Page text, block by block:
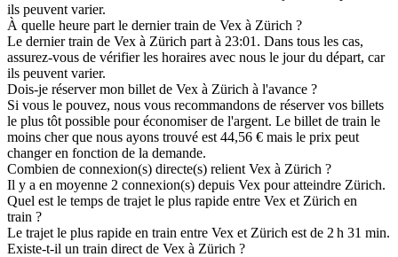
ils peuvent varier.
À quelle heure part le dernier train de Vex à Zürich ?
Le dernier train de Vex à Zürich part à 23:01. Dans tous les cas,
assurez-vous de vérifier les horaires avec nous le jour du départ, car
ils peuvent varier.
Dois-je réserver mon billet de Vex à Zürich à l'avance ?
Si vous le pouvez, nous vous recommandons de réserver vos billets
le plus tôt possible pour économiser de l'argent. Le billet de train le
moins cher que nous ayons trouvé est 44,56 € mais le prix peut
changer en fonction de la demande.
Combien de connexion(s) directe(s) relient Vex à Zürich ?
Il y a en moyenne 2 connexion(s) depuis Vex pour atteindre Zürich.
Quel est le temps de trajet le plus rapide entre Vex et Zürich en
train ?
Le trajet le plus rapide en train entre Vex et Zürich est de 2 h 31 min.
Existe-t-il un train direct de Vex à Zürich ?